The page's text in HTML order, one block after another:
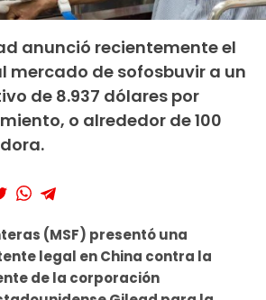
anunció recientemente el
mercado de sofosbuvir a un
de 8.937 dólares por
o alrededor de 100
(MSF) presentó una
legal en China contra la
de la corporación